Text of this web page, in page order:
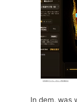
In dem, was